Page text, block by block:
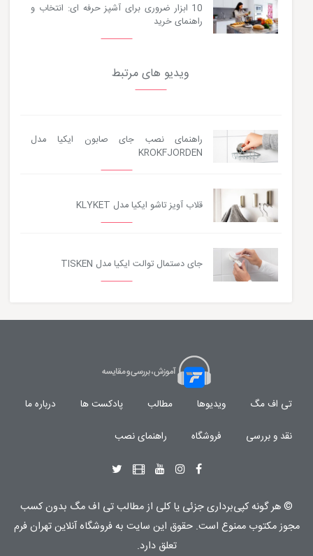
10 ابزار ضروری برای آشپز حرفه ای: انتخاب و
راهنمای خرید
ویدیو های مرتبط
راهنمای نصب جای صابون ایکیا مدل
KROKFJORDEN
قلاب آویز تاشو ایکیا مدل KLYKET
جای دستمال توالت ایکیا مدل TISKEN
تی اف مگ ویدیوها مطالب پادکست ها درباره ما
نقد و بررسی فروشگاه راهنمای نصب
© هر گونهکپی‌برداری جزئی یا کلی از مطالب تی اف مگ بدون کسب
مجوز مکتوبممنوع است. حقوق این سایت بهفروشگاه آنلاین تهران فرم
تعلق دارد.